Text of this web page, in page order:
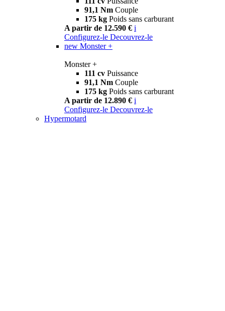
91,1 Nm Couple
175 kg Poids sans carburant
A partir de 12.590 € i
Configurez-le Decouvrez-le
new Monster +
Monster +
111 cv Puissance
91,1 Nm Couple
175 kg Poids sans carburant
A partir de 12.890 € i
Configurez-le Decouvrez-le
Hypermotard